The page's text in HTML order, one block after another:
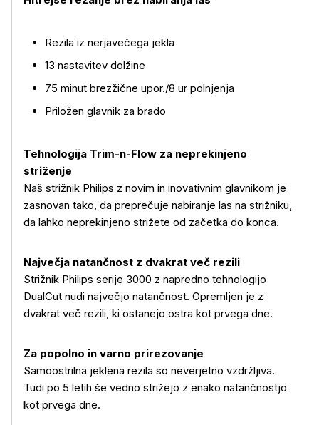
Rezila iz nerjavečega jekla
13 nastavitev dolžine
75 minut brezžične upor./8 ur polnjenja
Priložen glavnik za brado
Tehnologija Trim-n-Flow za neprekinjeno
striženje
Naš strižnik Philips z novim in inovativnim glavnikom je
zasnovan tako, da preprečuje nabiranje las na strižniku,
da lahko neprekinjeno strižete od začetka do konca.
Največja natančnost z dvakrat več rezili
Strižnik Philips serije 3000 z napredno tehnologijo
DualCut nudi največjo natančnost. Opremljen je z
dvakrat več rezili, ki ostanejo ostra kot prvega dne.
Za popolno in varno prirezovanje
Samoostrilna jeklena rezila so neverjetno vzdržljiva.
Tudi po 5 letih še vedno strižejo z enako natančnostjo
kot prvega dne.